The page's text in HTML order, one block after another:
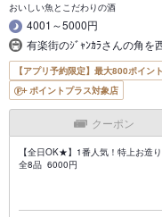
おいしい魚とこだわりの酒
4001～5000円
有楽街のｼﾞｬﾝｶﾗさんの角を
【アプリ予約限定】最大800ポイン
ポイントプラス対象店
クーポン
【全日OK★】1番人気！特上お造
全8品 6000円